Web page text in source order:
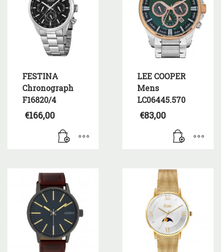
FESTINA
Chronograph
F16820/4
€166,00
LEE COOPER
Mens
LC06445.570
€83,00